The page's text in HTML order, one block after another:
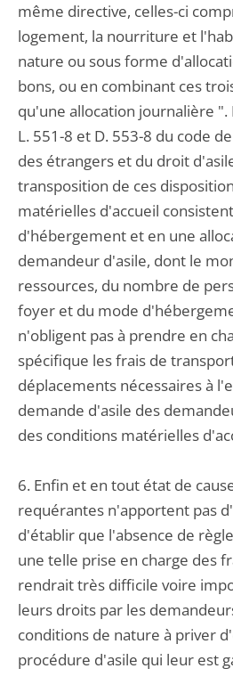
même directive, celles-ci
logement, la nourriture et
nature ou sous forme
bons, ou en combinant ces
qu'une allocation journalière ".
L. 551-8 et D. 553-8 du code
des étrangers et du droit
transposition de ces
matérielles d'accueil
d'hébergement et en une
demandeur d'asile, dont le
ressources, du nombre de
foyer et du mode
n'obligent pas à prendre en
spécifique les frais de
déplacements nécessaires à
demande d'asile des
des conditions matérielles
6. Enfin et en tout état de
requérantes n'apportent pas
d'établir que l'absence de
une telle prise en charge des
rendrait très difficile voire
leurs droits par les
conditions de nature à priver
procédure d'asile qui leur est